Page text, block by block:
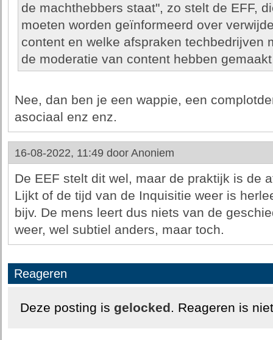
de machthebbers staat", zo stelt de EFF,
moeten worden geïnformeerd over
content en welke afspraken techbedrijven
de moderatie van content hebben
Nee, dan ben je een wappie, een
asociaal enz enz.
16-08-2022, 11:49 door Anoniem
De EEF stelt dit wel, maar de praktijk is de
Lijkt of de tijd van de Inquisitie weer is
bijv. De mens leert dus niets van de
weer, wel subtiel anders, maar toch.
Reageren
Deze posting is gelocked. Reageren is